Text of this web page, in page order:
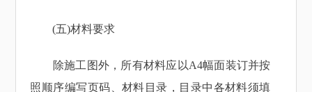
(五)材料要求
除施工图外，所有材料应以A4幅面装订并按
照顺序编写页码、材料目录，目录中各材料须填